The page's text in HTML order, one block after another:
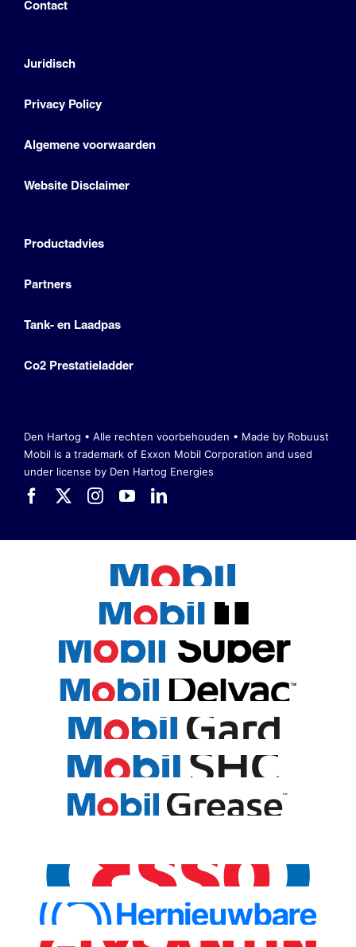
Contact
Juridisch
Privacy Policy
Algemene voorwaarden
Website Disclaimer
Productadvies
Partners
Tank- en Laadpas
Co2 Prestatieladder
Den Hartog • Alle rechten voorbehouden • Made by Robuust
Mobil is a trademark of Exxon Mobil Corporation and used
under license by Den Hartog Energies